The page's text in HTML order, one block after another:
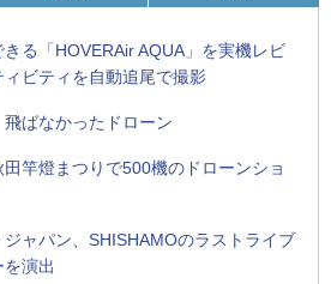
る「HOVERAir AQUA」を実機レビ
ィビティを自動追尾で撮影
ばなかったドローン
竿燈まつりで500機のドローンショ
ジャパン、SHISHAMOのラストライブ
演出